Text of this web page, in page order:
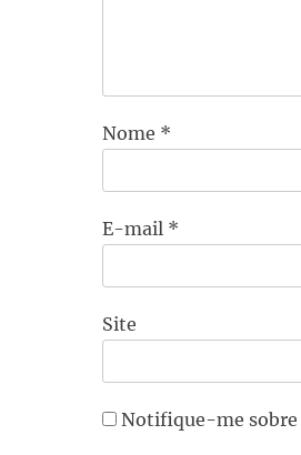
Nome *
E-mail *
Site
Notifique-me